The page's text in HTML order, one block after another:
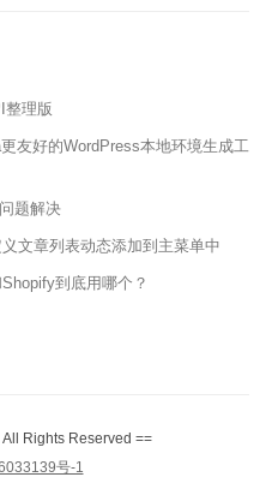
整理版
友好的WordPress本地环境生成工
题解决
文章列表动态添加到主菜单中
到底用哪个？
Rights Reserved ==
号-1